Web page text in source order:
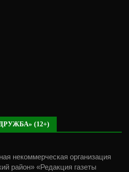
(12+)
некоммерческая организация
район» «Редакция газеты